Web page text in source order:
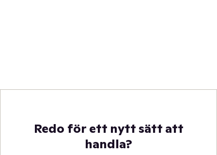
Redo för ett nytt sätt att
handla?